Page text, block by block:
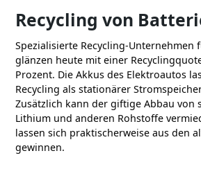
Recycling von
Spezialisierte Recycling-Unternehmen
glänzen heute mit einer
Prozent. Die Akkus des Elektroautos
Recycling als stationärer
Zusätzlich kann der giftige Abbau von
Lithium und anderen Rohstoffe
lassen sich praktischerweise aus den
gewinnen.